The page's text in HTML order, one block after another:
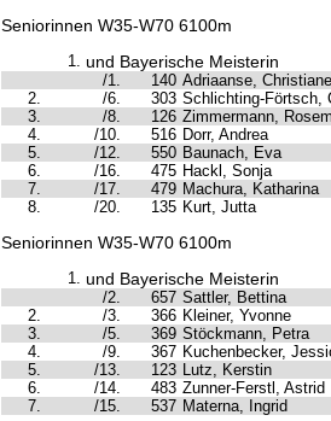
Seniorinnen W35-W70 6100m
1. und Bayerische Meisterin
/1. 140 Adriaanse, Christiane
2.
/6. 303 Schlichting-Förtsch,
3.
/8. 126 Zimmermann,
4.
/10. 516 Dorr, Andrea
5.
/12. 550 Baunach, Eva
6.
/16. 475 Hackl, Sonja
7.
/17. 479 Machura, Katharina
8.
/20. 135 Kurt, Jutta
Seniorinnen W35-W70 6100m
1. und Bayerische Meisterin
/2. 657 Sattler, Bettina
2.
/3. 366 Kleiner, Yvonne
3.
/5. 369 Stöckmann, Petra
4.
/9. 367 Kuchenbecker,
5.
/13. 123 Lutz, Kerstin
6.
/14. 483 Zunner-Ferstl, Astrid
7.
/15. 537 Materna, Ingrid